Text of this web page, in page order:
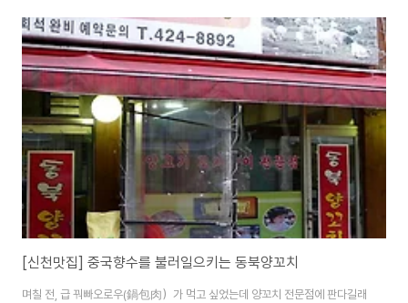
[신천맛집] 중국향수를 불러일으키는 동북양꼬치
며칠 전, 급 꿔빠오로우(鍋包肉）가 먹고 싶었는데 양꼬치 전문점에 판다길래